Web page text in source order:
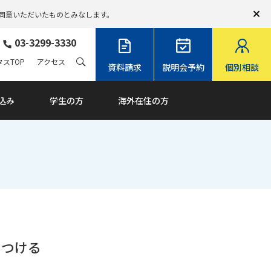
意いただいたものとみなします。
資料請求 説明会予約 個別相談
03-3299-3330
み 学生の方 海外在住の方
スTOP アクセス
ける